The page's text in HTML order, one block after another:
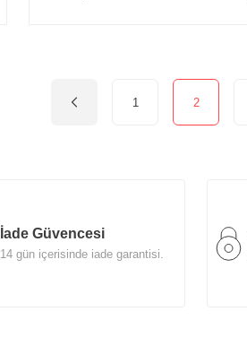
1 2
İade Güvencesi
14 gün içerisinde iade garantisi.